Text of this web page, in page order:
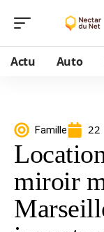
Actu Auto
Famille 22
miroir